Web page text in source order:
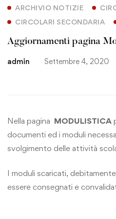
ARCHIVIO NOTIZIE
CIRCOLARI SECONDARIA
Aggiornamenti pagina
admin Settembre 4, 2020
Nella pagina MODULISTICA
documenti ed i moduli
svolgimento delle attività
I moduli scaricati,
essere consegnati e